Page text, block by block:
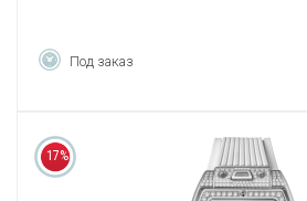
Под заказ
17%